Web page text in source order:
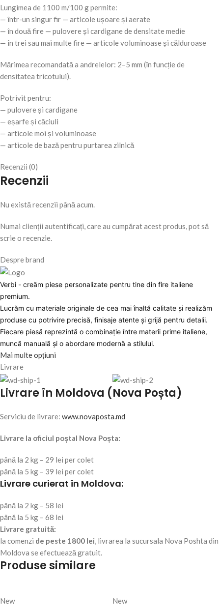
Lungimea de 1100 m/100 g permite:
— într-un singur fir — articole ușoare și aerate
— în două fire — pulovere și cardigane de densitate medie
— în trei sau mai multe fire — articole voluminoase și călduroase
Mărimea recomandată a andrelelor: 2–5 mm (în funcție de
densitatea tricotului).
Potrivit pentru:
— pulovere și cardigane
— eșarfe și căciuli
— articole moi și voluminoase
— articole de bază pentru purtarea zilnică
Recenzii (0)
Recenzii
Nu există recenzii până acum.
Numai clienții autentificați, care au cumpărat acest produs, pot să
scrie o recenzie.
Despre brand
Verbi - creăm piese personalizate pentru tine din fire italiene
premium.
Lucrăm cu materiale originale de cea mai înaltă calitate și realizăm
produse cu potrivire precisă, finisaje atente și grijă pentru detalii.
Fiecare piesă reprezintă o combinație între materii prime italiene,
muncă manuală și o abordare modernă a stilului.
Mai multe opțiuni
Livrare
Livrare în Moldova (Nova Poșta)
Serviciu de livrare: www.novaposta.md
Livrare la oficiul poștal Nova Poșta:
până la 2 kg – 29 lei per colet
până la 5 kg – 39 lei per colet
Livrare curierat în Moldova:
până la 2 kg – 58 lei
până la 5 kg – 68 lei
Livrare gratuită:
la comenzi de peste 1800 lei, livrarea la sucursala Nova Poshta din
Moldova se efectuează gratuit.
Produse similare
New New